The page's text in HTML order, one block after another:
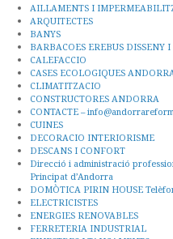
AILLAMENTS I
ARQUITECTES
BANYS
BARBACOES EREBUS DISSENY
CALEFACCIO
CASES ECOLOGIQUES
CLIMATITZACIO
CONSTRUCTORES ANDORRA
CONTACTE –
CUINES
DECORACIO INTERIORISME
DESCANS I CONFORT
Direcció i administració
Principat d’Andorra
DOMÒTICA PIRIN HOUSE
ELECTRICISTES
ENERGIES RENOVABLES
FERRETERIA INDUSTRIAL